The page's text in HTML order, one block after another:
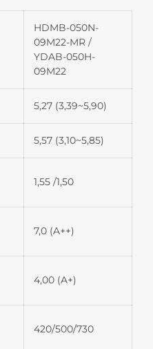
HDMB-050N-
09M22-MR /
YDAB-050H-
09M22
5,27 (3,39~5,90)
5,57 (3,10~5,85)
1,55 /1,50
7,0 (A++)
4,00 (A+)
420/500/730